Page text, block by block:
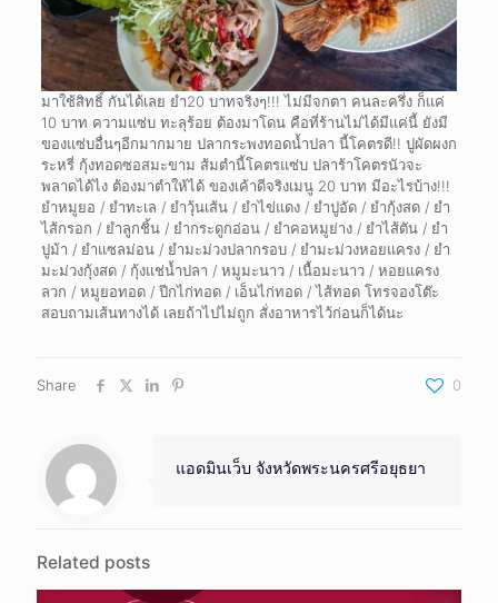
มาใช้สิทธิ์ กันได้เลย ยำ20 บาทจริงๆ!!! ไม่มีจกตา คนละครึ่ง ก็แค่
10 บาท ความแซ่บ ทะลุร้อย ต้องมาโดน คือที่ร้านไม่ได้มีแค่นี้ ยังมี
ของแซ่บอื่นๆอีกมากมาย ปลากระพงทอดน้ำปลา นี้โคตรดี!! ปูผัดผงก
ระหรี่ กุ้งทอดซอสมะขาม ส้มตำนี้โคตรแซ่บ ปลาร้าโคตรนัวจะ
พลาดได้ไง ต้องมาตำให้ได้ ของเค้าดีจริงเมนู 20 บาท มีอะไรบ้าง!!!
ยำหมูยอ / ยำทะเล / ยำวุ้นเส้น / ยำไข่แดง / ยำปูอัด / ยำกุ้งสด / ยำ
ไส้กรอก / ยำลูกชิ้น / ยำกระดูกอ่อน / ยำคอหมูย่าง / ยำไส้ตัน / ยำ
ปูม้า / ยำแซลม่อน / ยำมะม่วงปลากรอบ / ยำมะม่วงหอยแครง / ยำ
มะม่วงกุ้งสด / กุ้งแช่น้ำปลา / หมูมะนาว / เนื้อมะนาว / หอยแครง
ลวก / หมูยอทอด / ปีกไก่ทอด / เอ็นไก่ทอด / ไส้ทอด โทรจองโต๊ะ
สอบถามเส้นทางได้ เลยถ้าไปไม่ถูก สั่งอาหารไว้ก่อนก็ได้นะ
Share 0
แอดมินเว็บ จังหวัดพระนครศรีอยุธยา
Related posts